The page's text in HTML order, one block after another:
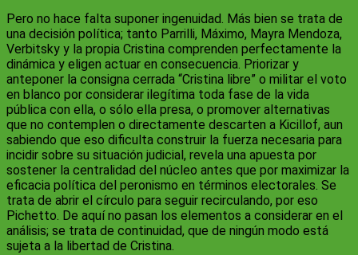
Pero no hace falta suponer ingenuidad. Más bien se trata de
una decisión política; tanto Parrilli, Máximo, Mayra Mendoza,
Verbitsky y la propia Cristina comprenden perfectamente la
dinámica y eligen actuar en consecuencia. Priorizar y
anteponer la consigna cerrada “Cristina libre” o militar el voto
en blanco por considerar ilegítima toda fase de la vida
pública con ella, o sólo ella presa, o promover alternativas
que no contemplen o directamente descarten a Kicillof, aun
sabiendo que eso dificulta construir la fuerza necesaria para
incidir sobre su situación judicial, revela una apuesta por
sostener la centralidad del núcleo antes que por maximizar la
eficacia política del peronismo en términos electorales. Se
trata de abrir el círculo para seguir recirculando, por eso
Pichetto. De aquí no pasan los elementos a considerar en el
análisis; se trata de continuidad, que de ningún modo está
sujeta a la libertad de Cristina.